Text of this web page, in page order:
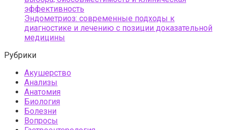
эффективность
Эндометриоз: современные подходы к
диагностике и лечению с позиции доказательной
медицины
Рубрики
Акушерство
Анализы
Анатомия
Биология
Болезни
Вопросы